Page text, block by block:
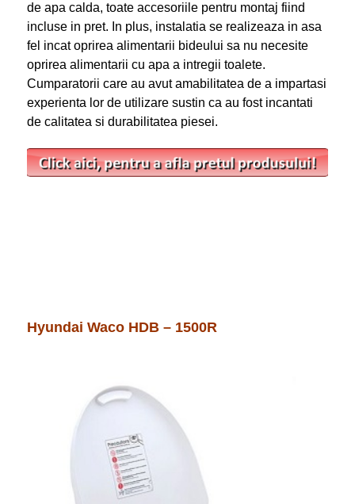
de apa calda, toate accesoriile pentru montaj fiind
incluse in pret. In plus, instalatia se realizeaza in asa
fel incat oprirea alimentarii bideului sa nu necesite
oprirea alimentarii cu apa a intregii toalete.
Cumparatorii care au avut amabilitatea de a impartasi
experienta lor de utilizare sustin ca au fost incantati
de calitatea si durabilitatea piesei.
Hyundai Waco HDB – 1500R